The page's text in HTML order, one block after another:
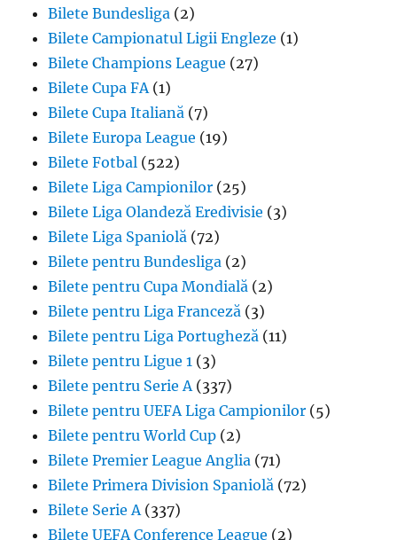
Bilete Bundesliga (2)
Bilete Campionatul Ligii Engleze (1)
Bilete Champions League (27)
Bilete Cupa FA(1)
Bilete Cupa Italiană (7)
Bilete Europa League (19)
Bilete Fotbal (522)
Bilete Liga Campionilor (25)
Bilete Liga Olandeză Eredivisie (3)
Bilete Liga Spaniolă (72)
Bilete pentru Bundesliga (2)
Bilete pentru Cupa Mondială (2)
Bilete pentru Liga Franceză (3)
Bilete pentru Liga Portugheză (11)
Bilete pentru Ligue 1 (3)
Bilete pentru Serie A(337)
Bilete pentru UEFA Liga Campionilor (5)
Bilete pentru World Cup (2)
Bilete Premier League Anglia (71)
Bilete Primera Division Spaniolă (72)
Bilete Serie A(337)
Bilete UEFA Conference League (2)